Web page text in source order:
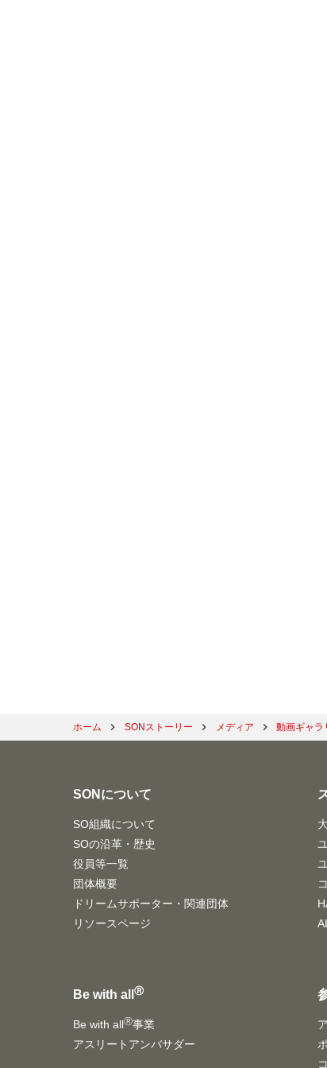
ホーム SONストーリー メディア 動画ギャラ
SONについて
SO組織について
SOの沿革・歴史
役員等一覧
団体概要
ドリームサポーター・関連団体
リソースページ
Be with all Ⓡ
Be with allⓇ事業
アスリートアンバサダー